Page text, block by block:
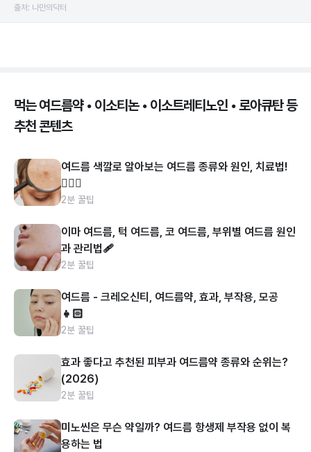
출처: 나만의닥터
먹는 여드름약 • 이소티논 • 이소트레티노인 • 로아큐탄 등
추천 콘텐츠
여드름 색깔로 알아보는 여드름 종류와 원인, 치료법!
👩🏻‍⚕️
2분 꿀팁
이마 여드름, 턱 여드름, 코 여드름, 부위별 여드름 원인
과 관리법🩹
2분 꿀팁
여드름 - 크레오신티, 여드름약, 효과, 부작용, 모공
👧🏻
2분 꿀팁
효과 좋다고 추천된 피부과 여드름약 종류와 순위는?
(2026)
2분 꿀팁
미노씬은 무슨 약일까? 여드름 항생제 부작용 없이 복
용하는 법